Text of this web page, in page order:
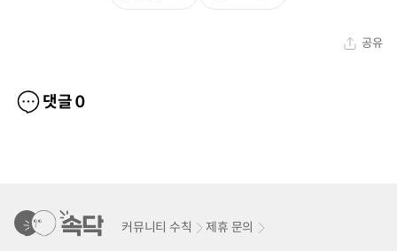
공유
댓글0
커뮤니티 수칙 제휴 문의